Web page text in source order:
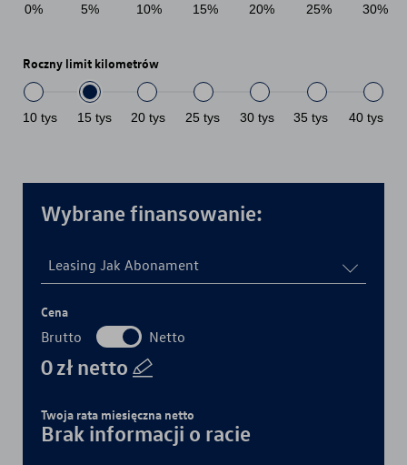
0% 5% 10% 15% 20% 25% 30%
Roczny limit kilometrów
10 tys 15 tys 20 tys 25 tys 30tys 35 tys 40tys
Wybrane finansowanie:
Leasing Jak Abonament
Cena
Brutto Netto
0zł netto
Twoja rata miesięczna netto
Brak informacji o racie